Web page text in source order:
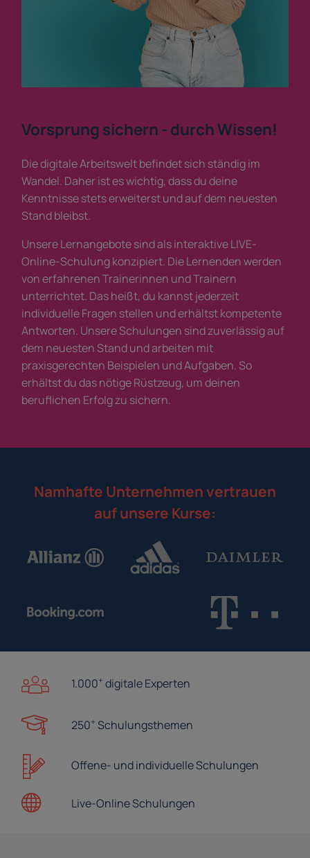
Vorsprung sichern - durch Wissen!
Die digitale Arbeitswelt befindet sich ständig im
Wandel. Daher ist es wichtig, dass du deine
Kenntnisse stets erweiterst und auf dem neuesten
Stand bleibst.
Unsere Lernangebote sind als interaktive LIVE-
Online-Schulung konzipiert. Die Lernenden werden
von erfahrenen Trainerinnen und Trainern
unterrichtet. Das heißt, du kannst jederzeit
individuelle Fragen stellen und erhältst kompetente
Antworten. Unsere Schulungen sind zuverlässig auf
dem neuesten Stand und arbeiten mit
praxisgerechten Beispielen und Aufgaben. So
erhältst du das nötige Rüstzeug, um deinen
beruflichen Erfolg zu sichern.
Namhafte Unternehmen vertrauen
auf unsere Kurse:
1.000+ digitale Experten
250+ Schulungsthemen
Offene- undindividuelle Schulungen
Live-OnlineSchulungen